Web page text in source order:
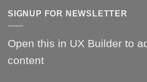
SIGNUP FOR NEWSLETTER
Open this in UX Builder to
content